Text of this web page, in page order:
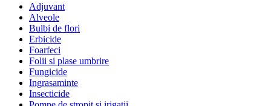
Adjuvant
Alveole
Bulbi de flori
Erbicide
Foarfeci
Folii si plase umbrire
Fungicide
Ingrasaminte
Insecticide